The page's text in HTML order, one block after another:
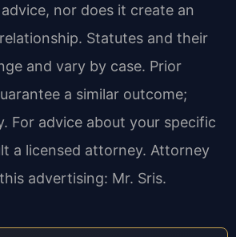
nor does it create an
Statutes and their
and vary by case. Prior
a similar outcome;
For advice about your specific
a licensed attorney. Attorney
advertising: Mr. Sris.